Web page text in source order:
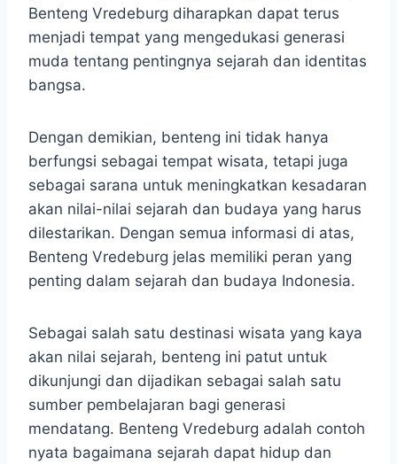
Benteng Vredeburg diharapkan dapat terus
menjadi tempat yang mengedukasi generasi
muda tentang pentingnya sejarah dan identitas
bangsa.
Dengan demikian, benteng ini tidak hanya
berfungsi sebagai tempat wisata, tetapi juga
sebagai sarana untuk meningkatkan kesadaran
akan nilai-nilai sejarah dan budaya yang harus
dilestarikan. Dengan semua informasi di atas,
Benteng Vredeburg jelas memiliki peran yang
penting dalam sejarah dan budaya Indonesia.
Sebagai salah satu destinasi wisata yang kaya
akan nilai sejarah, benteng ini patut untuk
dikunjungi dan dijadikan sebagai salah satu
sumber pembelajaran bagi generasi
mendatang. Benteng Vredeburg adalah contoh
nyata bagaimana sejarah dapat hidup dan